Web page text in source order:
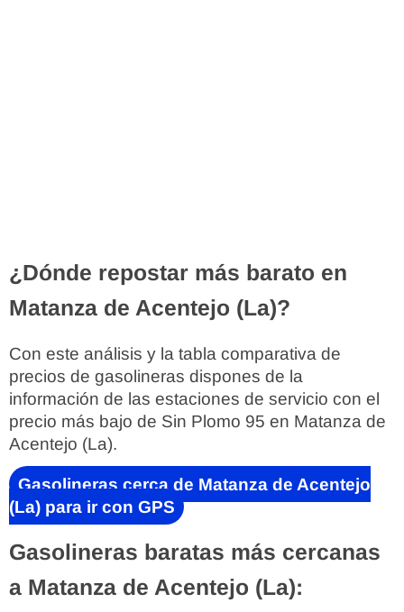
¿Dónde repostar más barato en
Matanza de Acentejo (La)?
Con este análisis y la tabla comparativa de
precios de gasolineras dispones de la
información de las estaciones de servicio con el
precio más bajo de Sin Plomo 95 en Matanza de
Acentejo (La).
Gasolineras cerca de Matanza de Acentejo
(La) para ir con GPS
Gasolineras baratas más cercanas
a Matanza de Acentejo (La):